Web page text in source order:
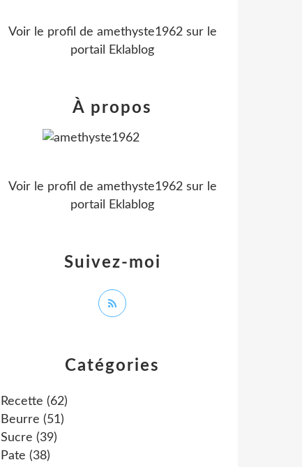
Catégories
Recette (62)
Beurre (51)
Sucre (39)
Pate (38)
Voir le profil de amethyste1962sur le
portail Eklablog
Suivez-moi
À propos
Voir le profil de amethyste1962sur le
portail Eklablog